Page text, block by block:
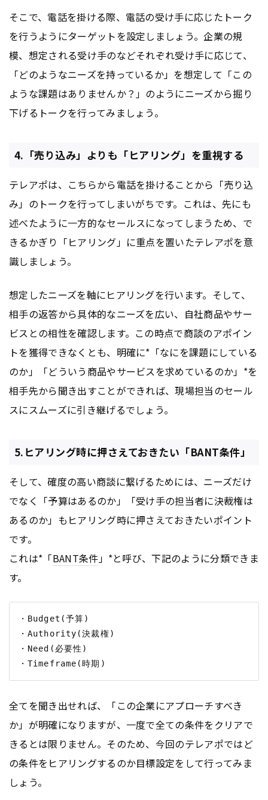
そこで、電話を掛ける際、電話の受け手に応じたトーク
を行うようにターゲットを設定しましょう。企業の規
模、想定される受け手のなどそれぞれ受け手に応じて、
「どのようなニーズを持っているか」を想定して「この
ような課題はありませんか？」のようにニーズから掘り
下げるトークを行ってみましょう。
4.「売り込み」よりも「ヒアリング」を重視する
テレアポは、こちらから電話を掛けることから「売り込
み」のトークを行ってしまいがちです。これは、先にも
述べたように一方的なセールスになってしまうため、で
きるかぎり「ヒアリング」に重点を置いたテレアポを意
識しましょう。
想定したニーズを軸にヒアリングを行います。そして、
相手の返答から具体的なニーズを広い、自社商品やサー
ビスとの相性を確認します。この時点で商談のアポイン
トを獲得できなくとも、明確に*「なにを課題にしている
のか」「どういう商品やサービスを求めているのか」*を
相手先から聞き出すことができれば、現場担当のセール
スにスムーズに引き継げるでしょう。
5.ヒアリング時に押さえておきたい「BANT条件」
そして、確度の高い商談に繋げるためには、ニーズだけ
でなく「予算はあるのか」「受け手の担当者に決裁権は
あるのか」もヒアリング時に押さえておきたいポイント
です。
これは*「BANT条件」*と呼び、下記のように分類できま
す。
・Budget(予算)
・Authority(決裁権)
・Need(必要性)
全てを聞き出せれば、「この企業にアプローチすべき
か」が明確になりますが、一度で全ての条件をクリアで
きるとは限りません。そのため、今回のテレアポではど
の条件をヒアリングするのか目標設定をして行ってみま
しょう。